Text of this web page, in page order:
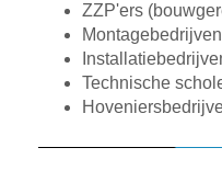
ZZP'ers
Technische